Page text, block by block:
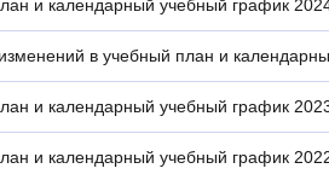
и календарный учебный график
в учебный план и
и календарный учебный график
и календарный учебный график